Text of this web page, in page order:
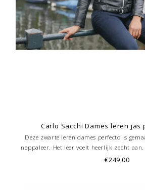
Carlo Sacchi Dames leren
Deze zwarte leren dames perfecto is
nappaleer. Het leer voelt heerlijk zacht
absolute een topper De leren jas perfecto
€249,00